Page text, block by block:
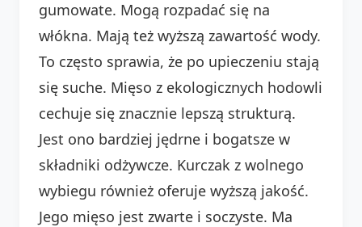
gumowate. Mogą rozpadać się na
włókna. Mają też wyższą zawartość wody.
To często sprawia, że po upieczeniu stają
się suche. Mięso z ekologicznych hodowli
cechuje się znacznie lepszą strukturą.
Jest ono bardziej jędrne i bogatsze w
składniki odżywcze. Kurczak z wolnego
wybiegu również oferuje wyższą jakość.
Jego mięso jest zwarte i soczyste. Ma